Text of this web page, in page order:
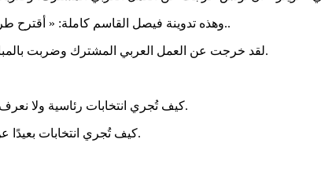
وهذه تدوينة فيصل القاسم كاملة: «أقترح طرد تونس من الجامعة العربية فورًا..
لقد خرجت عن العمل العربي المشترك وضربت بالمبادئ العربية الأصيلة عرض الحائط.
كيف تُجري انتخابات رئاسية ولا نعرف اسم الرئيس الناجح قبل سنتين؟.
كيف تُجري انتخابات بعيدًا عن عيون كلاب الأمن والمخابرات؟.